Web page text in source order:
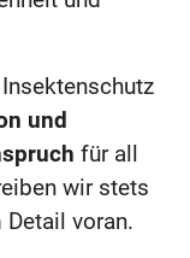
und
für all
wir stets
voran.